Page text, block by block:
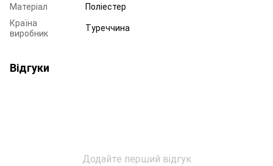
Матеріал
Поліестер
Країна
виробник
Туреччина
Відгуки
Додайте перший відгук